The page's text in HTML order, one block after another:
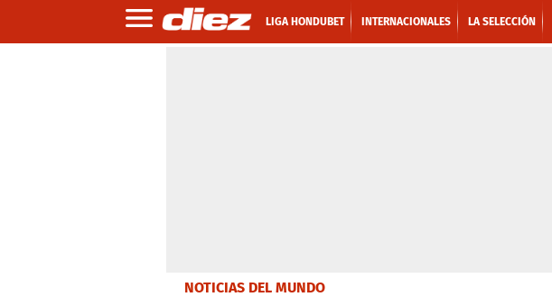
LIGA HONDUBET INTERNACIONALES LA SELECCIÓN
NOTICIAS DEL MUNDO